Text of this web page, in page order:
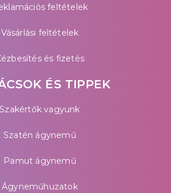
feltételek
Vásárlási feltételek
és fizetés
ÉS TIPPEK
Szakértők vagyunk
Szatén ágynemű
Pamut ágynemű
Ágyneműhuzatok